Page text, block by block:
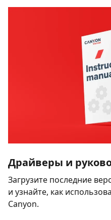
Драйверы и
Загрузите последние
и узнайте, как
Canyon.